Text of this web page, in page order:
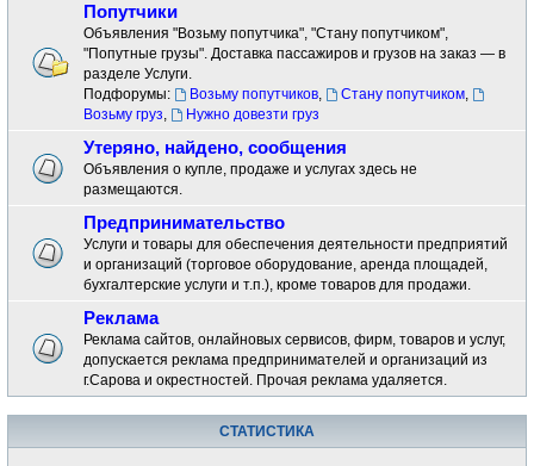
Попутчики
Объявления "Возьму попутчика", "Стану попутчиком",
"Попутные грузы". Доставка пассажиров и грузов на заказ — в
разделе Услуги.
Подфорумы:
Возьму попутчиков, Стану попутчиком,
Возьму груз, Нужно довезти груз
Утеряно, найдено, сообщения
Объявления о купле, продаже и услугах здесь не
размещаются.
Предпринимательство
Услуги и товары для обеспечения деятельности предприятий
и организаций (торговое оборудование, аренда площадей,
бухгалтерские услуги и т.п.), кроме товаров для продажи.
Реклама
Реклама сайтов, онлайновых сервисов, фирм, товаров и услуг,
допускается реклама предпринимателей и организаций из
г.Сарова и окрестностей. Прочая реклама удаляется.
СТАТИСТИКА